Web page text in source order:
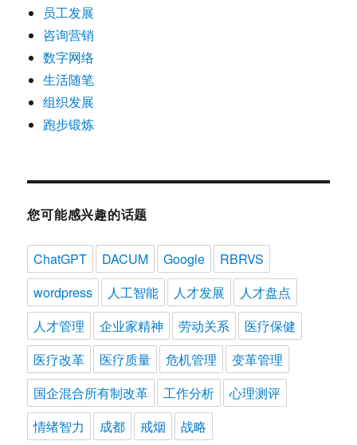
员工发展
咨询营销
数字网络
生活随笔
组织发展
跑步锻炼
您可能感兴趣的话题
ChatGPT DACUM Google
RBRVS
wordpress
人工智能 人才发展
人才盘点
人才管理
企业家精神 劳动关系
医疗保健
医疗改革
医疗质量 危机管理
变革管理
国企混合所有制改革
工作分析
心理测评
情绪智力
成都 戒烟
战略